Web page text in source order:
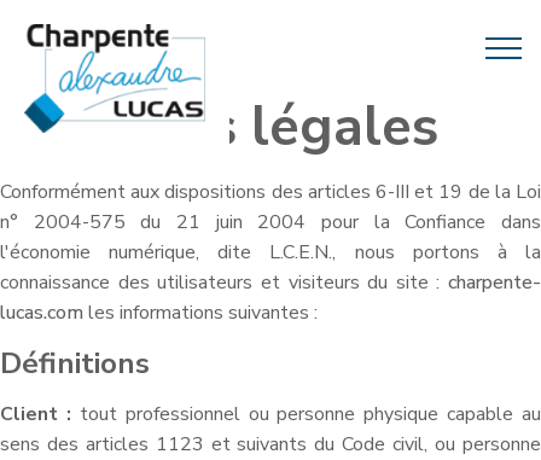
Mentions légales
Conformément aux dispositions des articles 6-III et 19 de la Loi
n° 2004-575 du 21 juin 2004 pour la Confiance dans
l'économie numérique, dite L.C.E.N., nous portons à la
connaissance des utilisateurs et visiteurs du site : charpente-
lucas.com les informations suivantes :
Définitions
Client : tout professionnel ou personne physique capable au
sens des articles 1123 et suivants du Code civil, ou personne